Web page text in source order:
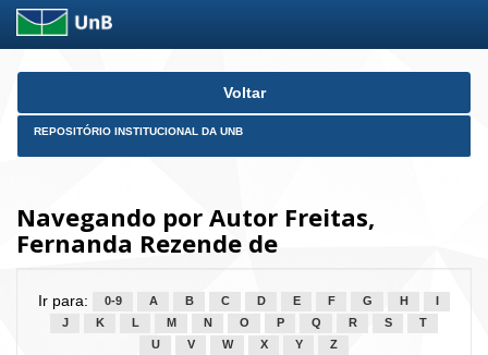
Skip
Voltar
REPOSITÓRIO INSTITUCIONAL DA UNB
Navegando por Autor Freitas,
Fernanda Rezende de
Ir para: 0-9 A B C D E F G H
J
K L M N O P Q R S
T
U
V W X Y Z